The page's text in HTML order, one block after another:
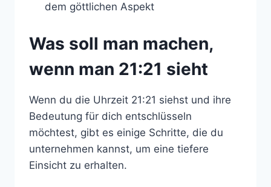
dem göttlichen Aspekt
Was soll man machen,
wenn man 21:21 sieht
Wenn du die Uhrzeit 21:21 siehst und ihre
Bedeutung für dich entschlüsseln
möchtest, gibt es einige Schritte, die du
unternehmen kannst, um eine tiefere
Einsicht zu erhalten.